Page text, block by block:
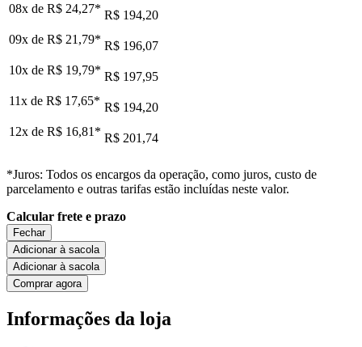
08x de R$ 24,27* R$ 194,20
09x de R$ 21,79* R$ 196,07
10x de R$ 19,79* R$ 197,95
11x de R$ 17,65* R$ 194,20
12x de R$ 16,81 * R$ 201,74
*Juros: Todos os encargos da operação, como juros, custo de
parcelamento e outras tarifas estão incluídas neste valor.
Calcular frete e prazo
Fechar
Adicionar à sacola
Adicionar à sacola
Comprar agora
Informações da loja